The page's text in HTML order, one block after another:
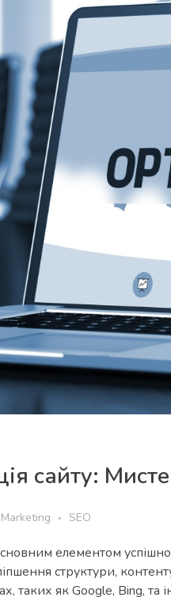
сайту:
SEO
елементом
структури,
таких як Google, Bing, та